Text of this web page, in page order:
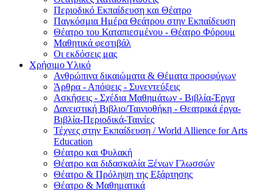
Περιοδικό Εκπαίδευση και Θέατρο
Παγκόσμια Ημέρα Θεάτρου στην Εκπαίδευση
Θέατρο του Καταπιεσμένου - Θέατρο Φόρουμ
Μαθητικά φεστιβάλ
Οι εκδόσεις μας
Χρήσιμο Υλικό
Ανθρώπινα δικαιώματα & Θέματα προσφύγων
Άρθρα - Απόψεις - Συνεντεύξεις
Ασκήσεις - Σχέδια Μαθημάτων - Βιβλία-Έργα
Δανειστική Βιβλιο/Ταινιοθήκη - Θεατρικά έργα-
Βιβλία-Περιοδικά-Ταινίες
Τέχνες στην Εκπαίδευση / World Allience for Arts
Education
Θέατρο και Φυλακή
Θέατρο και διδασκαλία Ξένων Γλωσσών
Θέατρο & Πρόληψη της Εξάρτησης
Θέατρο & Μαθηματικά